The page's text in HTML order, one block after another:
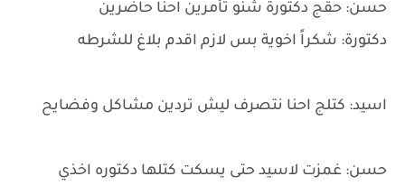
حسن: حقج دكتورة شنو تأمرين احنا حاضرين
دكتورة: شكراً اخوية بس لازم اقدم بلاغ للشرطه
اسيد: كتلج احنا نتصرف ليش تردين مشاكل وفضايح
حسن: غمزت لاسيد حتى يسكت كتلها دكتوره اخذي